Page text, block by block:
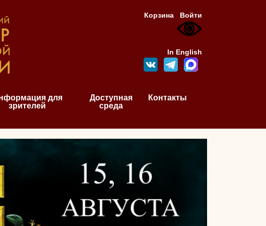
Корзина Войти
In English
для
зрителей
Доступная
среда
Контакты